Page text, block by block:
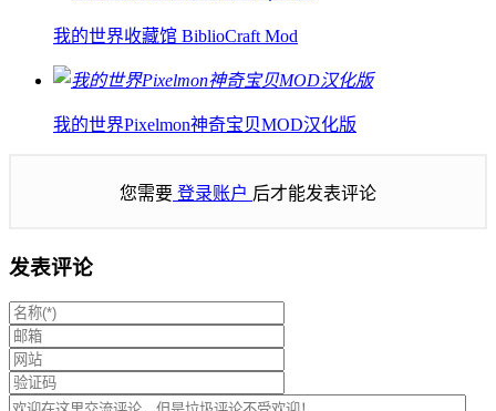
我的世界收藏馆 BiblioCraft Mod
我的世界Pixelmon神奇宝贝MOD汉化版
您需要 登录账户 后才能发表评论
发表评论